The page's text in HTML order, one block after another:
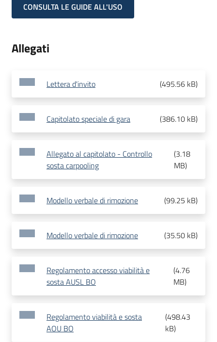
CONSULTA LE GUIDE ALL'USO
Allegati
Lettera d'invito (495.56 kB)
Capitolato speciale di gara (386.10 kB)
Allegato al capitolato - Controllo
sosta carpooling
(3.18
MB)
Modello verbale di rimozione (99.25 kB)
Modello verbale di rimozione (35.50 kB)
Regolamento accesso viabilità e
sosta AUSL BO
(4.76
MB)
Regolamento viabilità e sosta
AOU BO
(498.43
kB)